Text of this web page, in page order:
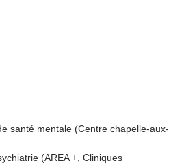
santé mentale (Centre chapelle-aux-
(AREA +, Cliniques